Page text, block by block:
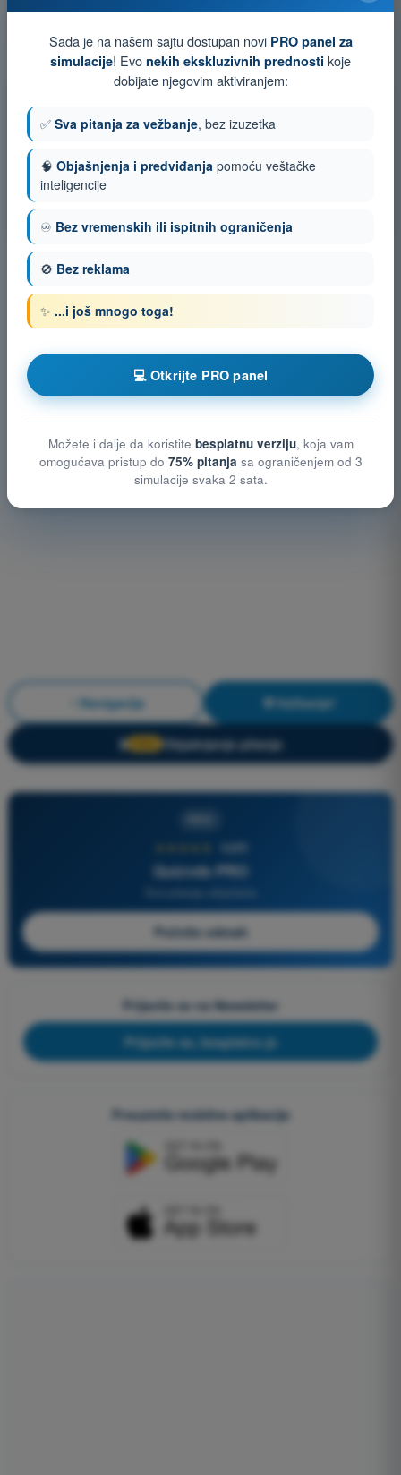
Pitanje 115 od 145
Trening test i simulacije ispita sa vremenom PPL(A) -
Dozvola Privatnog Pilota (Avioni)
Simulacija ispita PPL(A) - Navigacija
Kviz za vežbanje PPL(A) - Navigacija
Navigacija Vežbanje!
🔒 Objašnjenje pitanja
4,6/5
Quizvds PRO
Počnite odmah
Prijavite se na Newsletter
Prijavite se, besplatno je
Preuzmite mobilne aplikacije
Sada je na našem sajtu dostupan novi PRO panel za
simulacije! Evo nekih ekskluzivnih prednosti koje
dobijate njegovim aktiviranjem:
✅ Sva pitanja za vežbanje, bez izuzetka
🧠 Objašnjenja i predviđanja pomoću veštačke
inteligencije
♾️ Bez vremenskih ili ispitnih ograničenja
🚫 Bez reklama
✨ ...i još mnogo toga!
💻 Otkrijte PRO panel
Možete i dalje da koristite besplatnu verziju, koja vam
omogućava pristup do 75% pitanja sa ograničenjem od 3
simulacije svaka 2 sata.